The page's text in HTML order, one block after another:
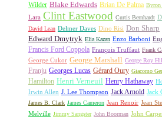
Wilder Blake Edwards Brian De Palma Byron
Lara Clint Eastwood Curtis Bernhardt
David Lean Delmer Daves Dino Risi Don Sharp
Edward Dmytryk Elia Kazan Enzo Barboni
Francis Ford Coppola François Truffaut Frank
George Cukor George Marshall George Roy
Franju Georges Lucas Gérard Oury Giacomo
Hamilton Henri Verneuil Henry Hathaway
Irwin Allen J. Lee Thompson Jack Arnold Jack
James B. Clark James Cameron Jean Renoir Jean
Melville Jimmy Sangster John Boorman John